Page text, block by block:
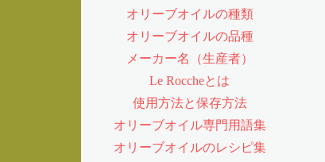
オリーブオイルの種類
オリーブオイルの品種
メーカー名（生産者）
Le Roccheとは
使用方法と保存方法
オリーブオイル専門用語集
オリーブオイルのレシピ集